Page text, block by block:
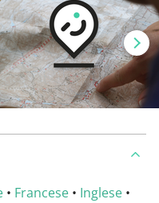
• Francese • Inglese •